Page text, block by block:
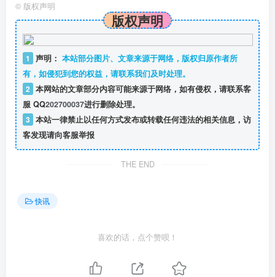
© 版权声明
版权声明
1 声明： 本站部分图片、文章来源于网络，版权归原作者所
有，如侵犯到您的权益，请联系我们及时处理。
2 本网站的文章部分内容可能来源于网络，如有侵权，请联系客
服 QQ202700037进行删除处理。
3 本站一律禁止以任何方式发布或转载任何违法的相关信息，访
客发现请向客服举报
THE END
快讯
喜欢的话，点个赞呗！